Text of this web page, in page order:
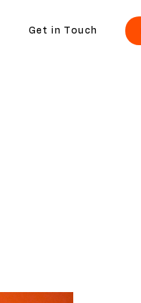
Get in Touch